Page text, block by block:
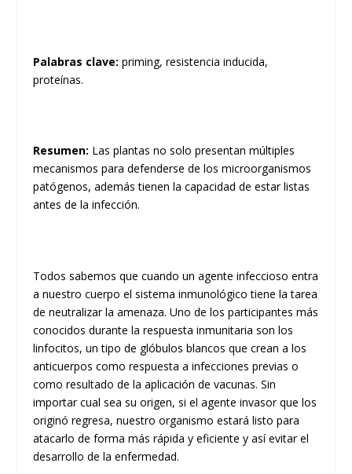
Palabras clave: priming, resistencia inducida,
proteínas.
Resumen: Las plantas no solo presentan múltiples
mecanismos para defenderse de los microorganismos
patógenos, además tienen la capacidad de estar listas
antes de la infección.
Todos sabemos que cuando un agente infeccioso entra
a nuestro cuerpo el sistema inmunológico tiene la tarea
de neutralizar la amenaza. Uno de los participantes más
conocidos durante la respuesta inmunitaria son los
linfocitos, un tipo de glóbulos blancos que crean a los
anticuerpos como respuesta a infecciones previas o
como resultado de la aplicación de vacunas. Sin
importar cual sea su origen, si el agente invasor que los
originó regresa, nuestro organismo estará listo para
atacarlo de forma más rápida y eficiente y así evitar el
desarrollo de la enfermedad.